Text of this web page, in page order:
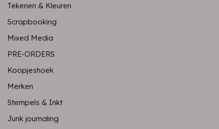
Tekenen & Kleuren
Scrapbooking
Mixed Media
PRE-ORDERS
Koopjeshoek
Merken
Stempels & Inkt
Junk journaling